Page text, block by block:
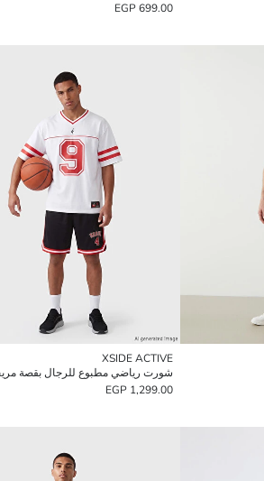
699.00 EGP
XSIDE ACTIVE
شورت رياضي مطبوع للرجال بقصة
1,299.00 EGP